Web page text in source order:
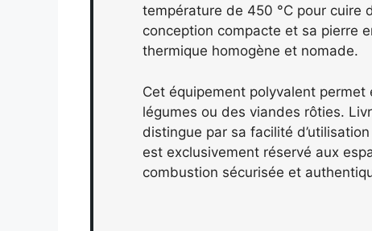
température de 450 °C pour cuire
conception compacte et sa pierre
thermique homogène et nomade.
Cet équipement polyvalent
légumes ou des viandes rôties.
distingue par sa facilité
est exclusivement réservé aux
combustion sécurisée et